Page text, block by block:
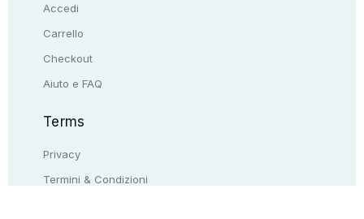
Accedi
Carrello
Checkout
Aiuto e FAQ
Terms
Privacy
Termini & Condizioni